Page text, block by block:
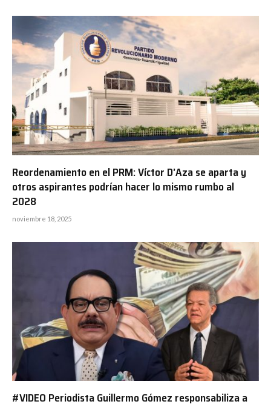
Reordenamiento en el PRM: Víctor D’Aza se aparta y
otros aspirantes podrían hacer lo mismo rumbo al
2028
noviembre 18, 2025
#VIDEO Periodista Guillermo Gómez responsabiliza a